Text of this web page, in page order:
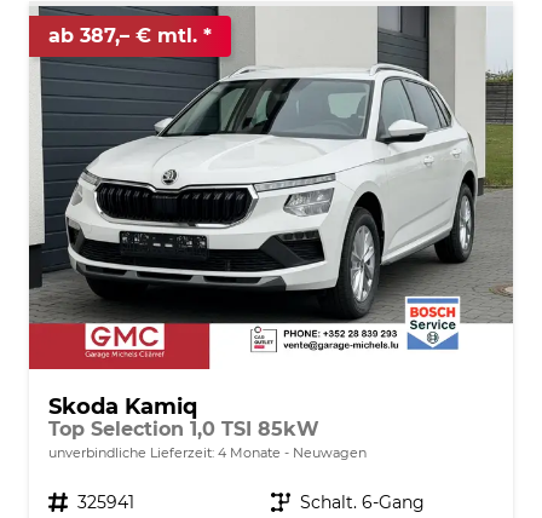
ab 387,– € mtl.
Skoda Kamiq
Top Selection 1,0 TSI 85kW
unverbindliche Lieferzeit: 4 Monate Neuwagen
Fahrzeugnr. 325941 Getriebe Schalt. 6-Gang